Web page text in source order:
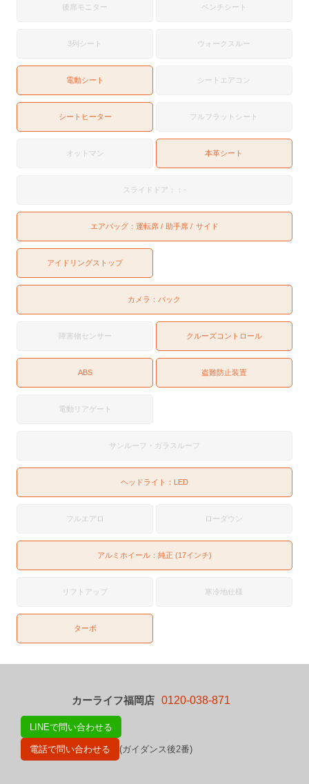
後席モニター ベンチシート
3列シート ウォークスルー
電動シート シートエアコン
シートヒーター フルフラットシート
オットマン 本革シート
スライドドア：：-
エアバッグ：運転席 助手席 サイド
アイドリングストップ
カメラ： バック
障害物センサー クルーズコントロール
ABS 盗難防止装置
電動リアゲート
サンルーフ・ガラスルーフ
ヘッドライト： LED
フルエアロ ローダウン
アルミホイール：純正 (17インチ)
リフトアップ 寒冷地仕様
ターボ
カーライフ福岡店 0120-038-871
LINEで問い合わせる
電話で問い合わせる (ガイダンス後2番)